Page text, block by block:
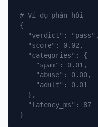
# Ví dụ phản hồi
{
  "verdict": "pass",
  "score": 0.02,
  "categories": {
    "spam": 0.01,
    "abuse": 0.00,
    "adult": 0.01
  },
  "latency_ms": 87
}